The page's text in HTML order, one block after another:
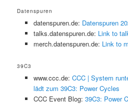
Datenspuren
datenspuren.de: Datenspuren
talks.datenspuren.de: Link to
merch.datenspuren.de: Link to
39C3
www.ccc.de: CCC | System
lädt zum 39C3: Power Cycles
CCC Event Blog: 39C3: Power